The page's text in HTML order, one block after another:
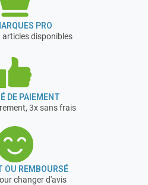
PRO
articles disponibles
DE PAIEMENT
3x sans frais
OU REMBOURSÉ
changer d'avis